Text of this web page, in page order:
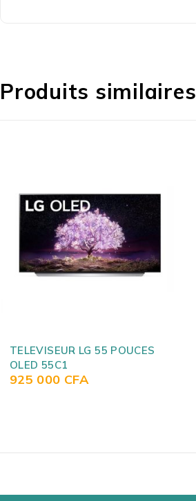
Produits similaires
TELEVISEUR SMART
SAMSUNG UE 75 AU/RU7170
860 000 CFA